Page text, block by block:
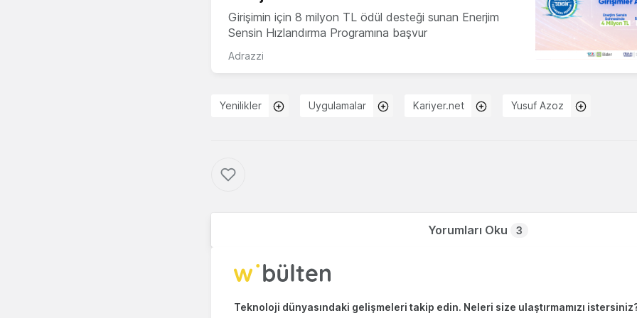
Girişimin için 8 milyon TL ödül desteği sunan Enerjim
Sensin Hızlandırma Programına başvur
Adrazzi
Yenilikler Uygulamalar Kariyer.net Yusuf Azoz
Yorumları Oku 3
Teknoloji dünyasındaki gelişmeleri takip edin. Neleri size ulaştırmamızı